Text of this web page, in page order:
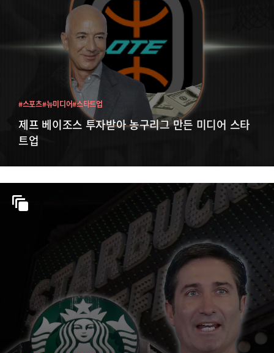
제프 베이조스 투자받아 농구리그 만든 미디어 스타
트업
#스포츠#뉴미디어#스타트업